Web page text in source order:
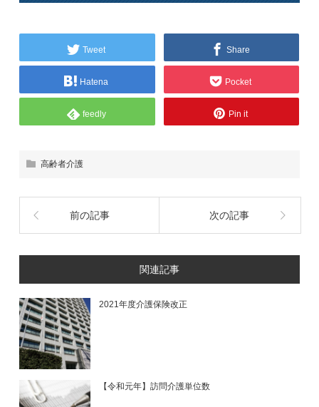
Tweet Share
Hatena Pocket
feedly Pin it
高齢者介護
前の記事 次の記事
関連記事
2021年度介護保険改正
【令和元年】訪問介護単位数